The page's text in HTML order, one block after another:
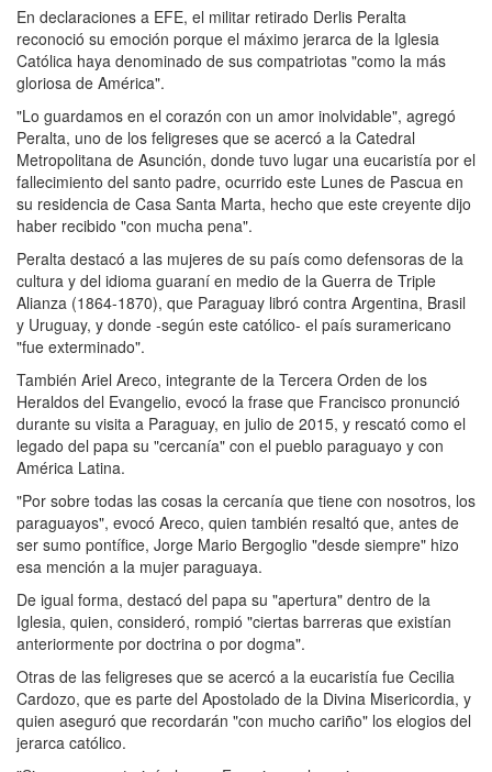
En declaraciones a EFE, el militar retirado Derlis Peralta
reconoció su emoción porque el máximo jerarca de la Iglesia
Católica haya denominado de sus compatriotas "como la más
gloriosa de América".
"Lo guardamos en el corazón con un amor inolvidable", agregó
Peralta, uno de los feligreses que se acercó a la Catedral
Metropolitana de Asunción, donde tuvo lugar una eucaristía por el
fallecimiento del santo padre, ocurrido este Lunes de Pascua en
su residencia de Casa Santa Marta, hecho que este creyente dijo
haber recibido "con mucha pena".
Peralta destacó a las mujeres de su país como defensoras de la
cultura y del idioma guaraní en medio de la Guerra de Triple
Alianza (1864-1870), que Paraguay libró contra Argentina, Brasil
y Uruguay, y donde -según este católico- el país suramericano
"fue exterminado".
También Ariel Areco, integrante de la Tercera Orden de los
Heraldos del Evangelio, evocó la frase que Francisco pronunció
durante su visita a Paraguay, en julio de 2015, y rescató como el
legado del papa su "cercanía" con el pueblo paraguayo y con
América Latina.
"Por sobre todas las cosas la cercanía que tiene con nosotros, los
paraguayos", evocó Areco, quien también resaltó que, antes de
ser sumo pontífice, Jorge Mario Bergoglio "desde siempre" hizo
esa mención a la mujer paraguaya.
De igual forma, destacó del papa su "apertura" dentro de la
Iglesia, quien, consideró, rompió "ciertas barreras que existían
anteriormente por doctrina o por dogma".
Otras de las feligreses que se acercó a la eucaristía fue Cecilia
Cardozo, que es parte del Apostolado de la Divina Misericordia, y
quien aseguró que recordarán "con mucho cariño" los elogios del
jerarca católico.